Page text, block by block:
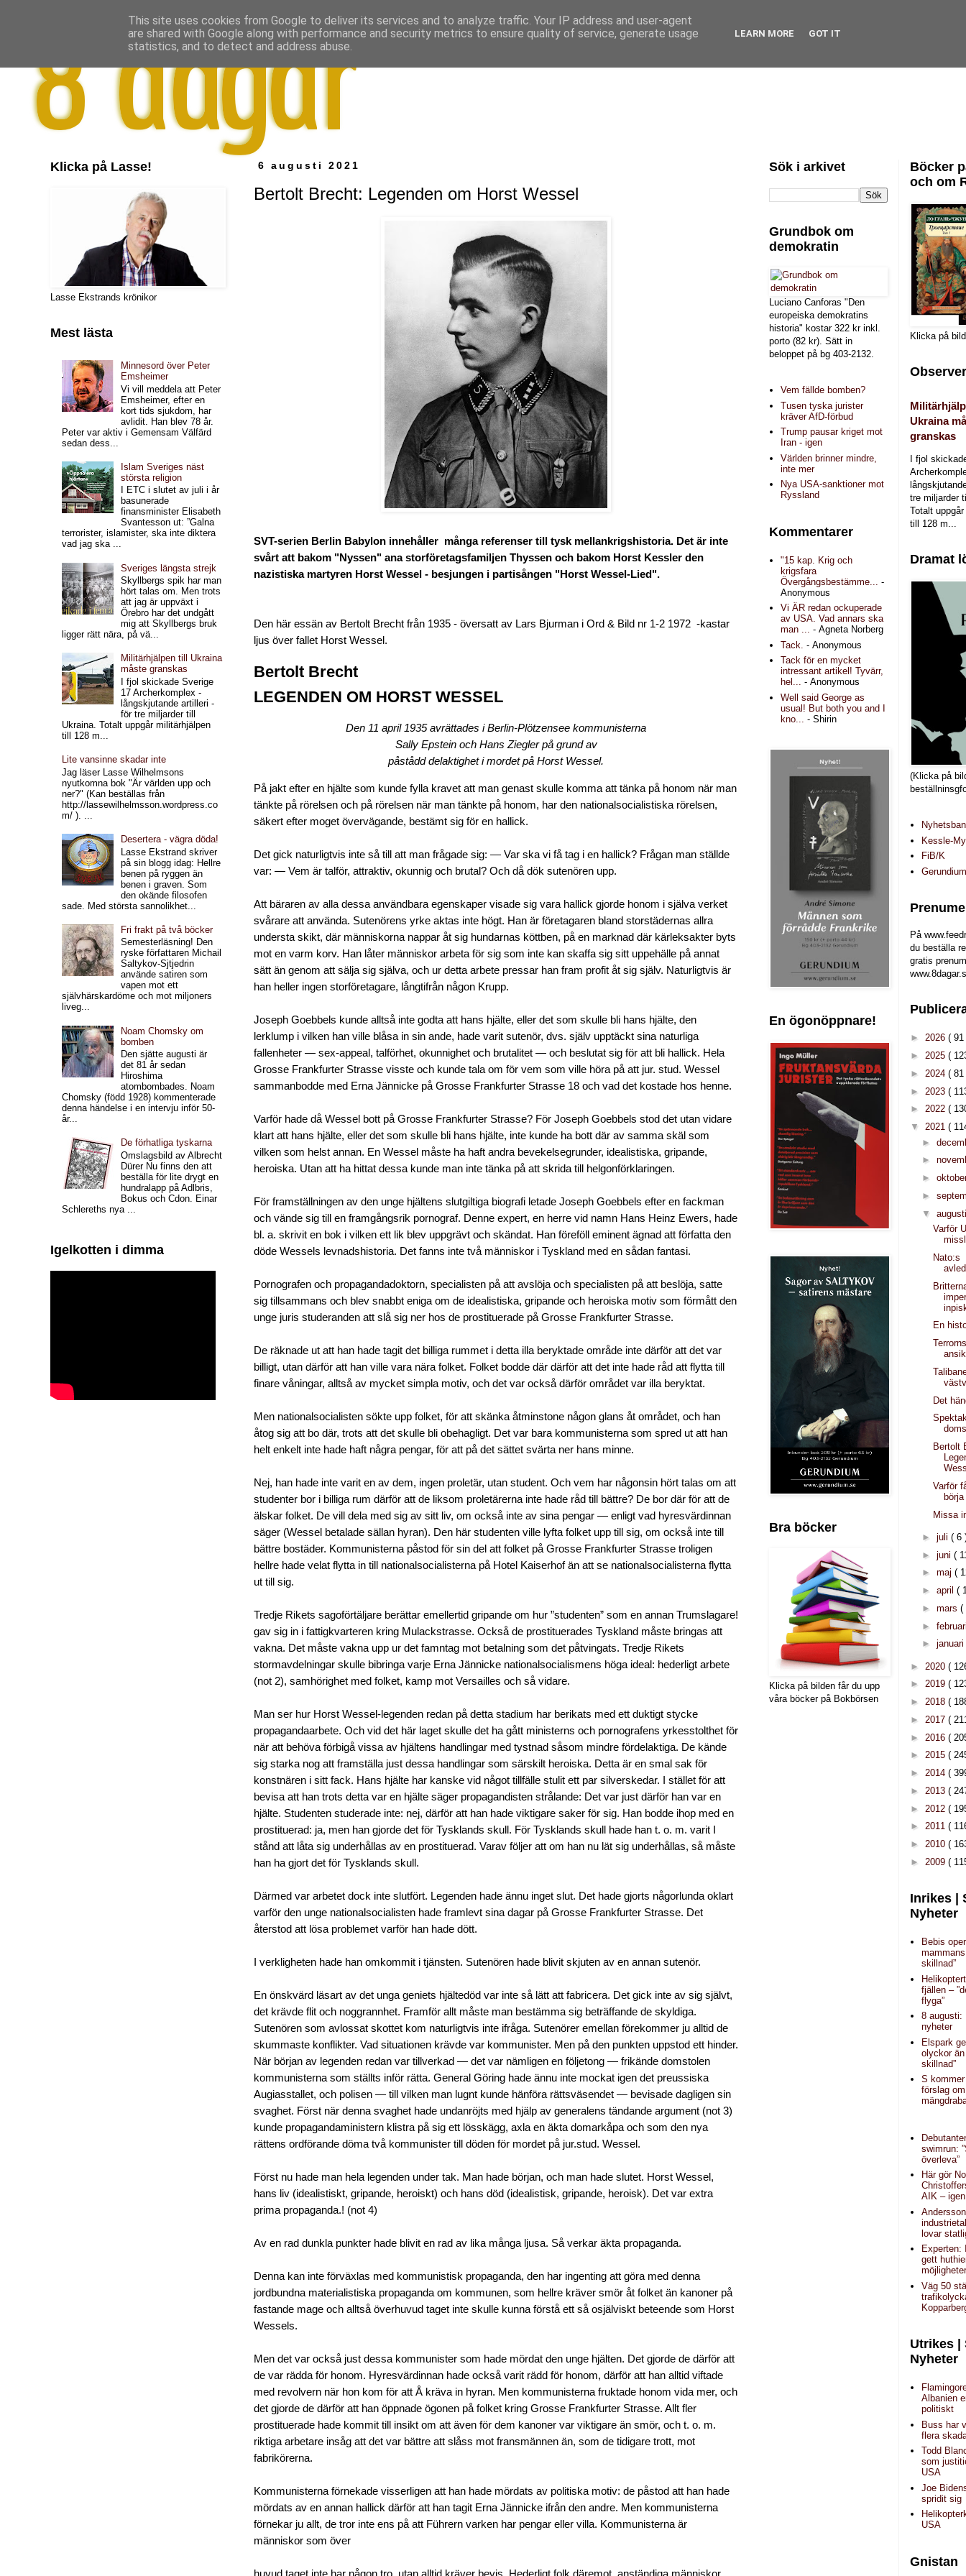
6 augusti 2021
Bertolt Brecht: Legenden om Horst Wessel
SVT-serien Berlin Babylon innehåller många referenser till tysk mellankrigshistoria. Det är inte
svårt att bakom "Nyssen" ana storföretagsfamiljen Thyssen och bakom Horst Kessler den
nazistiska martyren Horst Wessel - besjungen i partisången "Horst Wessel-Lied".
Den här essän av Bertolt Brecht från 1935 - översatt av Lars Bjurman i Ord & Bild nr 1-2 1972 -kastar
ljus över fallet Horst Wessel.
Bertolt Brecht
LEGENDEN OM HORST WESSEL
Den 11 april 1935 avrättades i Berlin-Plötzensee kommunisterna
Sally Epstein och Hans Ziegler på grund av
påstådd delaktighet i mordet på Horst Wessel.
På jakt efter en hjälte som kunde fylla kravet att man genast skulle komma att tänka på honom när man
tänkte på rörelsen och på rörelsen när man tänkte på honom, har den nationalsocialistiska rörelsen,
säkert efter moget övervägande, bestämt sig för en hallick.
Det gick naturligtvis inte så till att man frågade sig: — Var ska vi få tag i en hallick? Frågan man ställde
var: — Vem är talför, attraktiv, okunnig och brutal? Och då dök sutenören upp.
Att bäraren av alla dessa användbara egenskaper visade sig vara hallick gjorde honom i själva verket
svårare att använda. Sutenörens yrke aktas inte högt. Han är företagaren bland storstädernas allra
understa skikt, där människorna nappar åt sig hundarnas köttben, på en marknad där kärleksakter byts
mot en varm korv. Han låter människor arbeta för sig som inte kan skaffa sig sitt uppehälle på annat
sätt än genom att sälja sig själva, och ur detta arbete pressar han fram profit åt sig själv. Naturligtvis är
han heller ingen storföretagare, långtifrån någon Krupp.
Joseph Goebbels kunde alltså inte godta att hans hjälte, eller det som skulle bli hans hjälte, den
lerklump i vilken han ville blåsa in sin ande, hade varit sutenör, dvs. själv upptäckt sina naturliga
fallenheter — sex-appeal, talförhet, okunnighet och brutalitet — och beslutat sig för att bli hallick. Hela
Grosse Frankfurter Strasse visste och kunde tala om för vem som ville höra på att jur. stud. Wessel
sammanbodde med Erna Jännicke på Grosse Frankfurter Strasse 18 och vad det kostade hos henne.
Varför hade då Wessel bott på Grosse Frankfurter Strasse? För Joseph Goebbels stod det utan vidare
klart att hans hjälte, eller det som skulle bli hans hjälte, inte kunde ha bott där av samma skäl som
vilken som helst annan. En Wessel måste ha haft andra bevekelsegrunder, idealistiska, gripande,
heroiska. Utan att ha hittat dessa kunde man inte tänka på att skrida till helgonförklaringen.
För framställningen av den unge hjältens slutgiltiga biografi letade Joseph Goebbels efter en fackman
och vände sig till en framgångsrik pornograf. Denne expert, en herre vid namn Hans Heinz Ewers, hade
bl. a. skrivit en bok i vilken ett lik blev uppgrävt och skändat. Han föreföll eminent ägnad att författa den
döde Wessels levnadshistoria. Det fanns inte två människor i Tyskland med en sådan fantasi.
Pornografen och propagandadoktorn, specialisten på att avslöja och specialisten på att beslöja, satte
sig tillsammans och blev snabbt eniga om de idealistiska, gripande och heroiska motiv som förmått den
unge juris studeranden att slå sig ner hos de prostituerade på Grosse Frankfurter Strasse.
De räknade ut att han hade tagit det billiga rummet i detta illa beryktade område inte därför att det var
billigt, utan därför att han ville vara nära folket. Folket bodde där därför att det inte hade råd att flytta till
finare våningar, alltså av mycket simpla motiv, och det var också därför området var illa beryktat.
Men nationalsocialisten sökte upp folket, för att skänka åtminstone någon glans åt området, och han
åtog sig att bo där, trots att det skulle bli obehagligt. Det var bara kommunisterna som spred ut att han
helt enkelt inte hade haft några pengar, för att på det sättet svärta ner hans minne.
Nej, han hade inte varit en av dem, ingen proletär, utan student. Och vem har någonsin hört talas om att
studenter bor i billiga rum därför att de liksom proletärerna inte hade råd till bättre? De bor där för att de
älskar folket. De vill dela med sig av sitt liv, om också inte av sina pengar — enligt vad hyresvärdinnan
säger (Wessel betalade sällan hyran). Den här studenten ville lyfta folket upp till sig, om också inte till
bättre bostäder. Kommunisterna påstod för sin del att folket på Grosse Frankfurter Strasse troligen
hellre hade velat flytta in till nationalsocialisterna på Hotel Kaiserhof än att se nationalsocialisterna flytta
ut till sig.
Tredje Rikets sagoförtäljare berättar emellertid gripande om hur ”studenten” som en annan Trumslagare!
gav sig in i fattigkvarteren kring Mulackstrasse. Också de prostituerades Tyskland måste bringas att
vakna. Det måste vakna upp ur det famntag mot betalning som det påtvingats. Tredje Rikets
stormavdelningar skulle bibringa varje Erna Jännicke nationalsocialismens höga ideal: hederligt arbete
(not 2), samhörighet med folket, kamp mot Versailles och så vidare.
Man ser hur Horst Wessel-legenden redan på detta stadium har berikats med ett duktigt stycke
propagandaarbete. Och vid det här laget skulle det ha gått ministerns och pornografens yrkesstolthet för
när att behöva förbigå vissa av hjältens handlingar med tystnad såsom mindre fördelaktiga. De kände
sig starka nog att framställa just dessa handlingar som särskilt heroiska. Detta är en smal sak för
konstnären i sitt fack. Hans hjälte har kanske vid något tillfälle stulit ett par silverskedar. I stället för att
bevisa att han trots detta var en hjälte säger propagandisten strålande: Det var just därför han var en
hjälte. Studenten studerade inte: nej, därför att han hade viktigare saker för sig. Han bodde ihop med en
prostituerad: ja, men han gjorde det för Tysklands skull. För Tysklands skull hade han t. o. m. varit I
stånd att låta sig underhållas av en prostituerad. Varav följer att om han nu lät sig underhållas, så måste
han ha gjort det för Tysklands skull.
Därmed var arbetet dock inte slutfört. Legenden hade ännu inget slut. Det hade gjorts någorlunda oklart
varför den unge nationalsocialisten hade framlevt sina dagar på Grosse Frankfurter Strasse. Det
återstod att lösa problemet varför han hade dött.
I verkligheten hade han omkommit i tjänsten. Sutenören hade blivit skjuten av en annan sutenör.
En önskvärd läsart av det unga geniets hjältedöd var inte så lätt att fabricera. Det gick inte av sig självt,
det krävde flit och noggrannhet. Framför allt måste man bestämma sig beträffande de skyldiga.
Sutenören som avlossat skottet kom naturligtvis inte ifråga. Sutenörer emellan förekommer ju alltid de
skummaste konflikter. Vad situationen krävde var kommunister. Men på den punkten uppstod ett hinder.
När början av legenden redan var tillverkad — det var nämligen en följetong — frikände domstolen
kommunisterna som ställts inför rätta. General Göring hade ännu inte mockat igen det preussiska
Augiasstallet, och polisen — till vilken man lugnt kunde hänföra rättsväsendet — bevisade dagligen sin
svaghet. Först när denna svaghet hade undanröjts med hjälp av generalens tändande argument (not 3)
kunde propagandaministern klistra på sig ett lösskägg, axla en äkta domarkåpa och som den nya
rättens ordförande döma två kommunister till döden för mordet på jur.stud. Wessel.
Först nu hade man hela legenden under tak. Man hade början, och man hade slutet. Horst Wessel,
hans liv (idealistiskt, gripande, heroiskt) och hans död (idealistisk, gripande, heroisk). Det var extra
prima propaganda.! (not 4)
Av en rad dunkla punkter hade blivit en rad av lika många ljusa. Så verkar äkta propaganda.
Denna kan inte förväxlas med kommunistisk propaganda, den har ingenting att göra med denna
jordbundna materialistiska propaganda om kommunen, som hellre kräver smör åt folket än kanoner på
fastande mage och alltså överhuvud taget inte skulle kunna förstå ett så osjälviskt beteende som Horst
Wessels.
Men det var också just dessa kommunister som hade mördat den unge hjälten. Det gjorde de därför att
de var rädda för honom. Hyresvärdinnan hade också varit rädd för honom, därför att han alltid viftade
med revolvern när hon kom för att Å kräva in hyran. Men kommunisterna fruktade honom vida mer, och
det gjorde de därför att han öppnade ögonen på folket kring Grosse Frankfurter Strasse. Allt fler
prostituerade hade kommit till insikt om att även för dem kanoner var viktigare än smör, och t. o. m.
riktiga arbetare insåg att det var bättre att slåss mot fransmännen än, som de tidigare trott, mot
fabrikörerna.
Kommunisterna förnekade visserligen att han hade mördats av politiska motiv: de påstod att han hade
mördats av en annan hallick därför att han tagit Erna Jännicke ifrån den andre. Men kommunisterna
förnekar ju allt, de tror inte ens på att Führern varken har pengar eller villa. Kommunisterna är
människor som över
huvud taget inte har någon tro, utan alltid kräver bevis. Hederligt folk däremot, anständiga människor,
Klicka på Lasse!
Lasse Ekstrands krönikor
Mest lästa
Minnesord över Peter
Emsheimer
Vi vill meddela att Peter
Emsheimer, efter en
kort tids sjukdom, har
avlidit. Han blev 78 år.
Peter var aktiv i Gemensam Välfärd
sedan dess...
Islam Sveriges näst
största religion
I ETC i slutet av juli i år
basunerade
finansminister Elisabeth
Svantesson ut: ”Galna
terrorister, islamister, ska inte diktera
vad jag ska ...
Sveriges längsta strejk
Skyllbergs spik har man
hört talas om. Men trots
att jag är uppväxt i
Örebro har det undgått
mig att Skyllbergs bruk
ligger rätt nära, på vä...
Militärhjälpen till Ukraina
måste granskas
I fjol skickade Sverige
17 Archerkomplex -
långskjutande artilleri -
för tre miljarder till
Ukraina. Totalt uppgår militärhjälpen
till 128 m...
Lite vansinne skadar inte
Jag läser Lasse Wilhelmsons
nyutkomna bok "Är världen upp och
ner?" (Kan beställas från
http://lassewilhelmsson.wordpress.co
m/ ). ...
Desertera - vägra döda!
Lasse Ekstrand skriver
på sin blogg idag: Hellre
benen på ryggen än
benen i graven. Som
den okände filosofen
sade. Med största sannolikhet...
Fri frakt på två böcker
Semesterläsning! Den
ryske författaren Michail
Saltykov-Sjtjedrin
använde satiren som
vapen mot ett
självhärskardöme och mot miljoners
liveg...
Noam Chomsky om
bomben
Den sjätte augusti är
det 81 år sedan
Hiroshima
atombombades. Noam
Chomsky (född 1928) kommenterade
denna händelse i en intervju inför 50-
år...
De förhatliga tyskarna
Omslagsbild av Albrecht
Dürer Nu finns den att
beställa för lite drygt en
hundralapp på Adlbris,
Bokus och Cdon. Einar
Schlereths nya ...
Igelkotten i dimma
Sök i arkivet
Grundbok om
demokratin
Luciano Canforas "Den
europeiska demokratins
historia" kostar 322 kr inkl.
porto (82 kr). Sätt in
beloppet på bg 403-2132.
Vem fällde bomben?
Tusen tyska jurister
kräver AfD-förbud
Trump pausar kriget mot
Iran - igen
Världen brinner mindre,
inte mer
Nya USA-sanktioner mot
Ryssland
Kommentarer
"15 kap. Krig och
krigsfara
Övergångsbestämme...
-
Anonymous
Vi ÄR redan ockuperade
av USA. Vad annars ska
man ... - Agneta Norberg
Tack. - Anonymous
Tack för en mycket
intressant artikel! Tyvärr,
hel... - Anonymous
Well said George as
usual! But both you and I
kno...
- Shirin
En ögonöppnare!
Bra böcker
Klicka på bilden får du upp
våra böcker på Bokbörsen
Böcker
och om
Klicka på
Ukraina
granskas
I fjol
tre miljarder
Totalt
till 128 m...
Dramat
(Klicka på
Kessle-
FiB/K
På
du beställa
gratis
► 2026 ( 91
► 2025 (
► 2024 ( 81
► 2023 (
► 2022 (
▼ 2021 (
►
►
►
►
▼
Varför
Nato:s
En
Det
Bertolt
Varför
Missa
► juli ( 6
► juni (
► maj (
► april (
► mars (
►
► januari
► 2020 (
► 2019 (
► 2018 (
► 2017 (
► 2016 (
► 2015 (
► 2014 (
► 2013 (
► 2012 (
► 2011 (
► 2010 (
► 2009 (
Inrikes |
Nyheter
Bebis
skillnad”
fjällen –
flyga”
8 augusti:
nyheter
Elspark
olyckor
skillnad”
S
förslag
swimrun:
överleva”
Här gör
AIK – igen
lovar
Experten:
gett
Väg 50
Utrikes |
Nyheter
Albanien
politiskt
Buss har
flera
Todd
som
USA
Joe
spridit sig
USA
Gnistan
This site uses cookies from Google to deliver its services and to analyze traffic. Your IP address and user-agent
are shared with Google along with performance and security metrics to ensure quality of service, generate usage
statistics, and to detect and address abuse.
LEARN MORE GOT IT